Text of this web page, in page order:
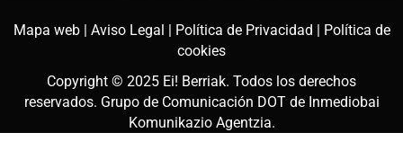
Mapa web | Aviso Legal | Política de Privacidad | Política de
cookies
Copyright © 2025 Ei! Berriak. Todos los derechos
reservados. Grupo de Comunicación DOT de Inmediobai
Komunikazio Agentzia.